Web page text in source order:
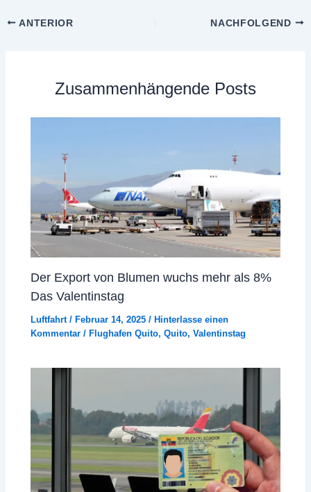
ANTERIOR NACHFOLGEND
Zusammenhängende Posts
Der Export von Blumen wuchs mehr als 8%
Das Valentinstag
Luftfahrt/ Februar 14, 2025/ Hinterlasse einen
Kommentar / Flughafen Quito,Quito,Valentinstag